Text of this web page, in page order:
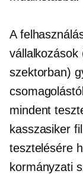
A
vállalkozások
szektorban)
mindent
kasszasiker
tesztelésére
kormányzati